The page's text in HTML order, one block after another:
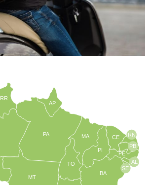
TO
BA
SE
PE
AL
RN
CE
PI
MA
AP
PA
RR
MT
PB